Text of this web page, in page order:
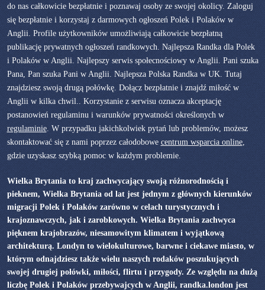
do nas całkowicie bezpłatnie i poznawaj osoby ze swojej okolicy. Zaloguj
się bezpłatnie i korzystaj z darmowych ogłoszeń Polek i Polaków w
Anglii. Profile użytkowników umożliwiają całkowicie bezpłatną
publikację prywatnych ogłoszeń randkowych. Najlepsza Randka dla Polek
i Polaków w Anglii. Najlepszy serwis społecnościowy w Anglii. Pani szuka
Pana, Pan szuka Pani w Anglii. Najlepsza Polska Randka w UK. Tutaj
znajdziesz swoją drugą połówkę. Dołącz bezpłatnie i znajdź miłość w
Anglii w kilka chwil.. Korzystanie z serwisu oznacza akceptację
postanowień regulaminu i warunków prywatności określonych w
regulaminie. W przypadku jakichkolwiek pytań lub problemów, możesz
skontaktować się z nami poprzez całodobowe centrum wsparcia online,
gdzie uzyskasz szybką pomoc w każdym problemie.
Wielka Brytania to kraj zachwycający swoją różnorodnością i
pieknem, Wielka Brytania od lat jest jednym z głównych kierunków
migracji Polek i Polaków zarówno w celach turystycznych i
krajoznawczych, jak i zarobkowych. Wielka Brytania zachwyca
pięknem krajobrazów, niesamowitym klimatem i wyjątkową
architekturą. Londyn to wielokulturowe, barwne i ciekawe miasto, w
którym odnajdziesz także wielu naszych rodaków poszukujących
swojej drugiej połówki, miłości, flirtu i przygody. Ze względu na dużą
liczbę Polek i Polaków przebywajcych w Anglii, randka.london jest